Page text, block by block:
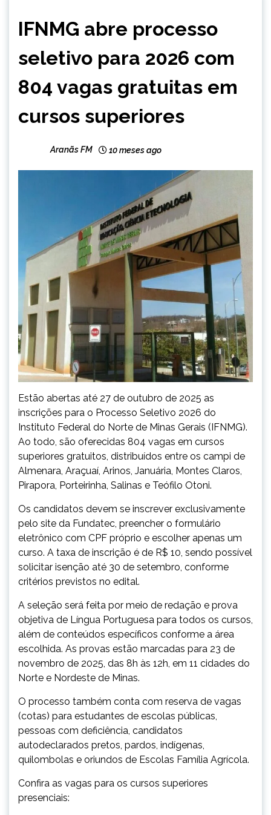
MINAS
NOTÍCIAS
IFNMG abre processo
seletivo para 2026 com
804 vagas gratuitas em
cursos superiores
Aranãs FM 10 meses ago
Estão abertas até 27 de outubro de 2025 as
inscrições para o Processo Seletivo 2026 do
Instituto Federal do Norte de Minas Gerais (IFNMG).
Ao todo, são oferecidas 804 vagas em cursos
superiores gratuitos, distribuídos entre os campi de
Almenara, Araçuaí, Arinos, Januária, Montes Claros,
Pirapora, Porteirinha, Salinas e Teófilo Otoni.
Os candidatos devem se inscrever exclusivamente
pelo site da Fundatec, preencher o formulário
eletrônico com CPF próprio e escolher apenas um
curso. A taxa de inscrição é de R$ 10, sendo possível
solicitar isenção até 30 de setembro, conforme
critérios previstos no edital.
A seleção será feita por meio de redação e prova
objetiva de Língua Portuguesa para todos os cursos,
além de conteúdos específicos conforme a área
escolhida. As provas estão marcadas para 23 de
novembro de 2025, das 8h às 12h, em 11 cidades do
Norte e Nordeste de Minas.
O processo também conta com reserva de vagas
(cotas) para estudantes de escolas públicas,
pessoas com deficiência, candidatos
autodeclarados pretos, pardos, indígenas,
quilombolas e oriundos de Escolas Família Agrícola.
Confira as vagas para os cursos superiores
presenciais: